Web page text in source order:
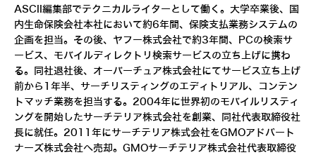
ASCII編集部でテクニカルライターとして働く。大学卒業後、国
内生命保険会社本社において約6年間、保険支払業務システムの
企画を担当。その後、ヤフー株式会社で約3年間、PCの検索サ
ービス、モバイルディレクトリ検索サービスの立ち上げに携わ
る。同社退社後、オーバーチュア株式会社にてサービス立ち上げ
前から1年半、サーチリスティングのエディトリアル、コンテン
トマッチ業務を担当する。2004年に世界初のモバイルリスティ
ングを開始したサーチテリア株式会社を創業、同社代表取締役社
長に就任。2011年にサーチテリア株式会社をGMOアドパート
ナーズ株式会社へ売却。GMOサーチテリア株式会社代表取締役